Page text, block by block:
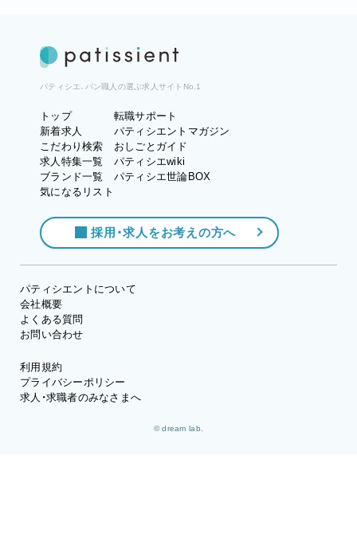
パティシエ、パン職人の選ぶ求人サイトNo.1
トップ
新着求人
こだわり検索
求人特集一覧
ブランド一覧
気になるリスト
転職サポート
パティシエントマガジン
おしごとガイド
パティシエwiki
パティシエ世論BOX
採用・求人をお考えの方へ
パティシエントについて
会社概要
よくある質問
お問い合わせ
利用規約
プライバシーポリシー
求人・求職者のみなさまへ
© dream lab.